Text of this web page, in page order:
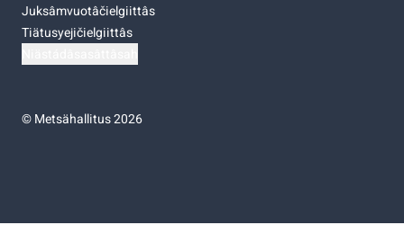
Juksâmvuotâčielgiittâs
Tiätusyejičielgiittâs
©Metsähallitus 2026